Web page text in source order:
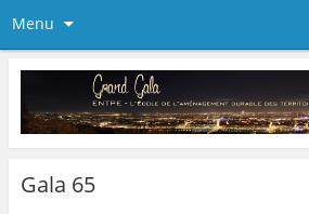
Menu
Gala 65